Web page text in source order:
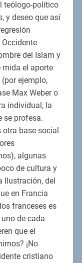
teólogo-político
y deseo que así
del Islam y
mida el aporte
ejemplo,
Max Weber o
individual, la
se profesa.
otra base social
algunas
de cultura y
Ilustración, del
en Francia
franceses es
de cada
que el
¡No
cristiano